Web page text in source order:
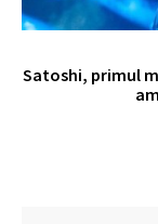
Satoshi, primul